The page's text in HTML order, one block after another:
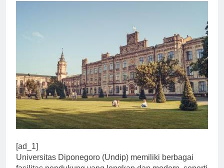
[ad_1]
Universitas Diponegoro (Undip) memiliki berbagai